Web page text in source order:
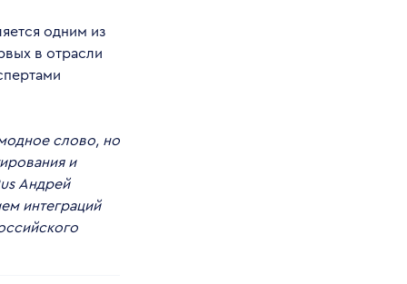
одним из
в отрасли
слово, но
и
Андрей
интеграций